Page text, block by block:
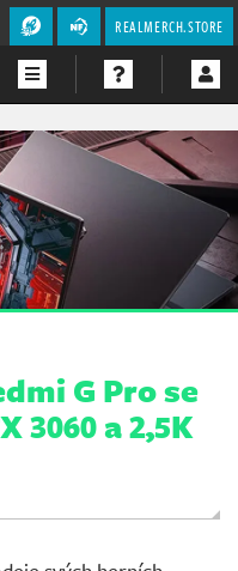
REALMERCH.STORE
G Pro se
3060 a 2,5K